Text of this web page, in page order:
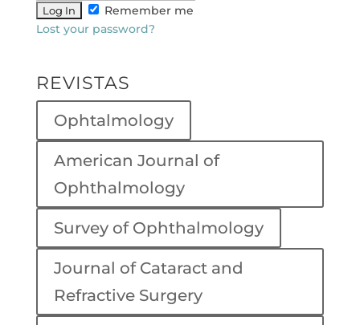
Remember me
Lost your password?
REVISTAS
Ophtalmology
American Journal of
Ophthalmology
Survey of Ophthalmology
Journal of Cataract and
Refractive Surgery